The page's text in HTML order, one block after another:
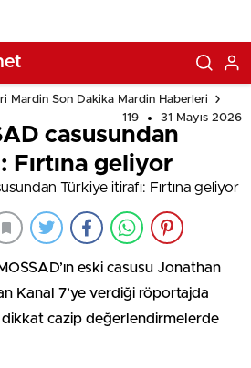
Mardin Son Dakika Mardin Haberleri
119
31 Mayıs 2026
casusundan
Fırtına geliyor
eski casusu Jonathan
Kanal 7’ye verdiği röportajda
dikkat cazip değerlendirmelerde